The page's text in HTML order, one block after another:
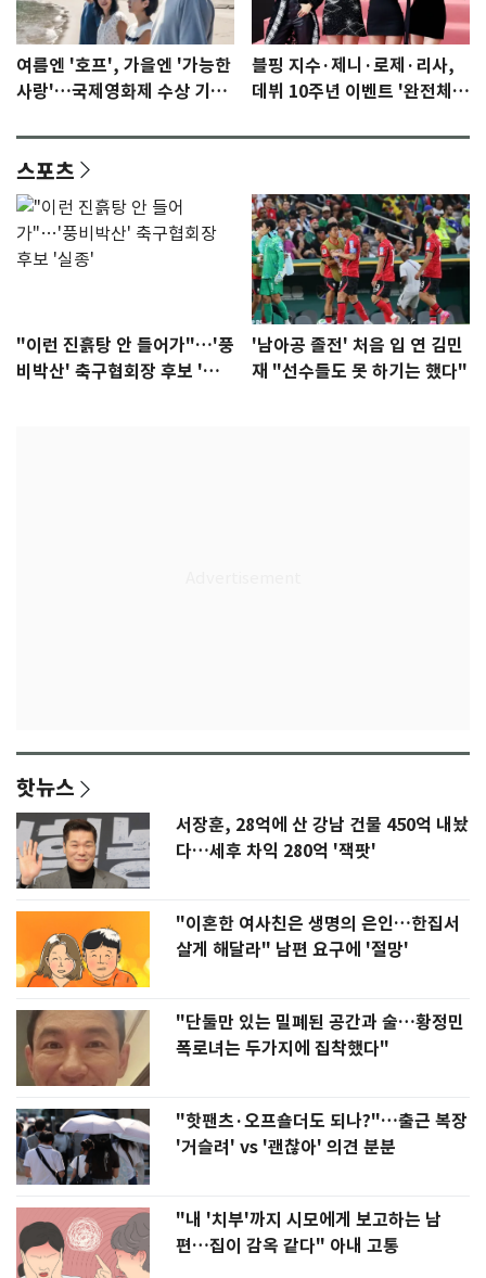
여름엔 '호프', 가을엔 '가능한
사랑'…국제영화제 수상 기대
블핑 지수·제니·로제·리사,
데뷔 10주년 이벤트 '완전체'
스포츠
"이런 진흙탕 안 들어가"…'풍
비박산' 축구협회장 후보 '실
'남아공 졸전' 처음 입 연 김민
재 "선수들도 못 하기는 했다"
핫뉴스
서장훈, 28억에 산 강남 건물 450억 내놨
다…세후 차익 280억 '잭팟'
"이혼한 여사친은 생명의 은인…한집서
살게 해달라" 남편 요구에 '절망'
"단둘만 있는 밀폐된 공간과 술…황정민
폭로녀는 두가지에 집착했다"
"핫팬츠·오프숄더도 되나?"…출근 복장
'거슬려' vs '괜찮아' 의견 분분
"내 '치부'까지 시모에게 보고하는 남
편…집이 감옥 같다" 아내 고통